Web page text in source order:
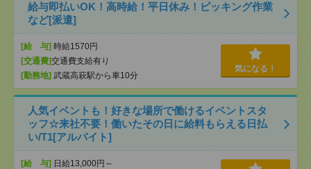
給与即払いOK！高時給！平日休み！ピッキング作業
など[派遣]
[給 与] 時給1570円
[交通費]交通費支給有り
[勤務地] 武蔵高萩駅から車10分
気になる！
人気イベントも！好きな場所で働けるイベントスタ
ッフ☆来社不要！働いたその日に給料もらえる日払
い/T1[アルバイト]
[給 与] 日給13,000円～